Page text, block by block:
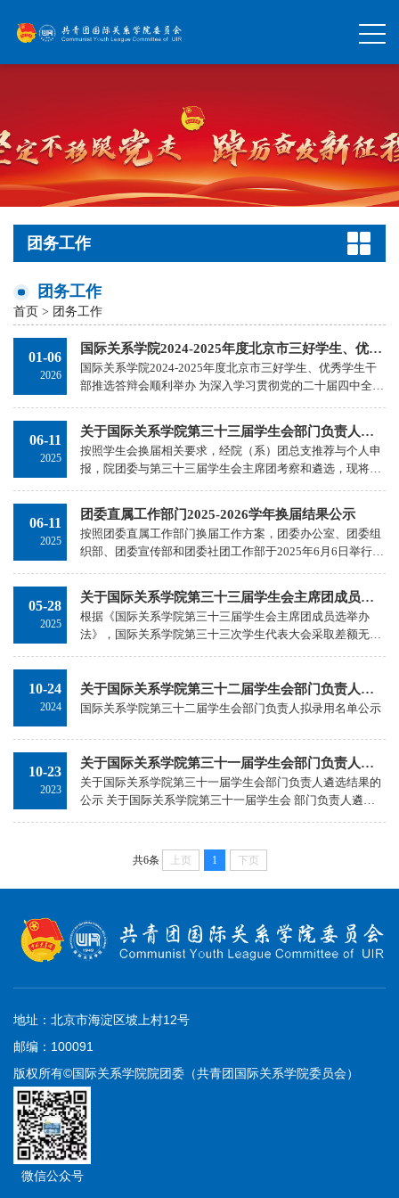
团务工作
团务工作
首页 > 团务工作
01-06
2026
国际关系学院2024-2025年度北京市三好学生、优秀学生干部推选答辩会顺利举办
国际关系学院2024-2025年度北京市三好学生、优秀学生干
部推选答辩会顺利举办 为深入学习贯彻党的二十届四中全会
想信念、厚植家国情怀、涵养进取品格，勉励大家做有理
想、敢担当、能吃苦、肯奋斗的新时代好青年，贯彻落实共
青团北京市委等单位《关于在全市高等学校开展2024-2025
年度市级三好学生、优秀学生干部认定工作的通知》以及
《国际关系学院2024-2025年度北京市三好学生和优秀学生
干部推选工作方案》...
06-11
2025
关于国际关系学院第三十三届学生会部门负责人遴选结果的公示
按照学生会换届相关要求，经院（系）团总支推荐与个人申
报，院团委与第三十三届学生会主席团考察和遴选，现将国
下： 综合事务部：部长：林凯欣，外语学院英语专业 2024
级副部长：沈晓彤，外语学院法语专业 2024级张亦池，经济
金融学院国际经济与贸易专业 2024级张国煜，国家安全学院
传播学专业 2024级学习实践部部长：张西贝，网络空间安全
学院网络空间安全专业 2024级副部长：...
06-11
2025
团委直属工作部门2025-2026学年换届结果公示
按照团委直属工作部门换届工作方案，团委办公室、团委组
织部、团委宣传部和团委社团工作部于2025年6月6日举行了
委直属工作部门拟任职结果公示如下：团委办公室主任 国
家安全学院传播学专业 许斯琪团委办公室副主任 国家安全
学院国际政治专业 王若菡团委组织部部长 经济金融学院国
际经济与贸易专业 刘赫团委组织部副部长 网络空间安全学
院网络空间安全专业 张良钰 团委宣传部部长 ...
05-28
2025
关于国际关系学院第三十三届学生会主席团成员选举结果的公示
根据《国际关系学院第三十三届学生会主席团成员选举办
法》，国际关系学院第三十三次学生代表大会采取差额无记
执行学生会事务并协调各方关系。主席团成员：郝政，分管
综合事务部、学生权益部；谢思羽，分管宣传部；耿天一，
上述人员进行公示，公示期间，如对上述内容有异议，...
10-24
2024
关于国际关系学院第三十二届学生会部门负责人遴选结果的公示
国际关系学院第三十二届学生会部门负责人拟录用名单公示
10-23
2023
关于国际关系学院第三十一届学生会部门负责人遴选结果的公示
关于国际关系学院第三十一届学生会部门负责人遴选结果的
公示 关于国际关系学院第三十一届学生会 部门负责人遴选
共6条 上页 1 下页
地址：北京市海淀区坡上村12号
邮编：100091
版权所有©国际关系学院院团委（共青团国际关系学院委员会）
微信公众号